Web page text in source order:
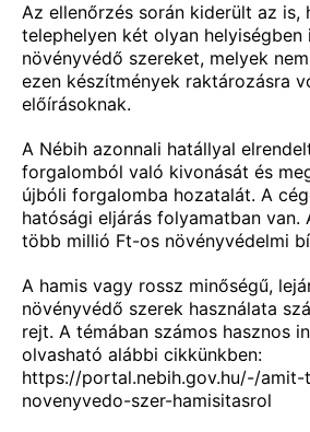
Az ellenőrzés során kiderült az is,
telephelyen két olyan
növényvédő szereket, melyek
ezen készítmények raktározásra
előírásoknak.
A Nébih azonnali hatállyal
forgalomból való kivonását és
újbóli forgalomba hozatalát. A
hatósági eljárás folyamatban van.
több millió Ft-os növényvédelmi
A hamis vagy rossz minőségű,
növényvédő szerek használata
rejt. A témában számos hasznos
olvasható alábbi cikkünkben:
https://portal.nebih.gov.hu/-/
novenyvedo-szer-hamisitasrol